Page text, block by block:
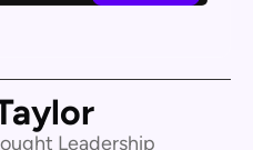
Leadership